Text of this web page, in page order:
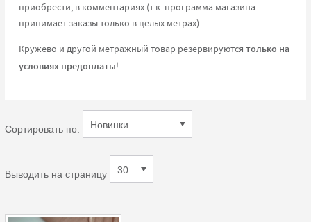
приобрести, в комментариях (т.к. программа магазина
принимает заказы только в целых метрах).
Кружево и другой метражный товар резервируются только на
условиях предоплаты!
Сортировать по:
Выводить на страницу